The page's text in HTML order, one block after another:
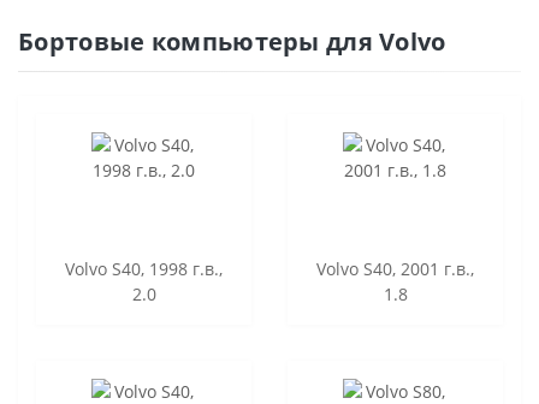
Бортовые компьютеры для Volvo
Volvo S40, 1998 г.в.,
2.0
Volvo S40, 2001 г.в.,
1.8